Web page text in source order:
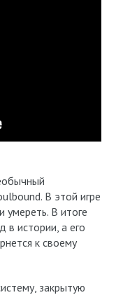
В этой игре
умереть. В итоге
в истории, а его
к своему
закрытую